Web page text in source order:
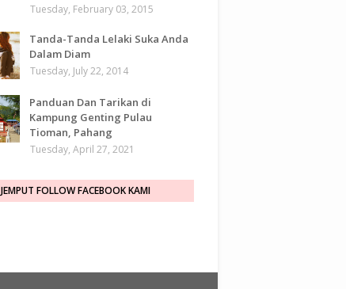
Tuesday, February 03, 2015
Tanda-Tanda Lelaki Suka Anda
Dalam Diam
Tuesday, July 22, 2014
Panduan Dan Tarikan di
Kampung Genting Pulau
Tioman, Pahang
Tuesday, April 27, 2021
JEMPUT FOLLOW FACEBOOK KAMI